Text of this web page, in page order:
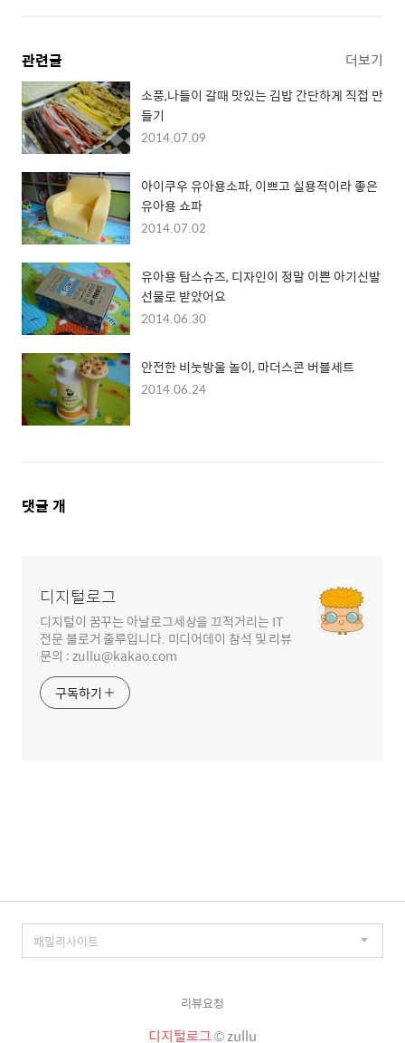
관련글 더보기
소풍,나들이 갈때 맛있는 김밥 간단하게 직접 만
들기
2014.07.09
아이쿠우 유아용소파, 이쁘고 실용적이라 좋은
유아용 쇼파
2014.07.02
유아용 탐스슈즈, 디자인이 정말 이쁜 아기신발
선물로 받았어요
2014.06.30
안전한 비눗방울 놀이, 마더스콘 버블세트
2014.06.24
댓
댓글 개
디지털로그
디지털이 꿈꾸는 아날로그세상을 끄적거리는 IT
전문 블로거 줄루입니다. 미디어데이 참석 및 리뷰
문의 : zullu@kakao.com
구독하기
리뷰요청
디지털로그© zullu